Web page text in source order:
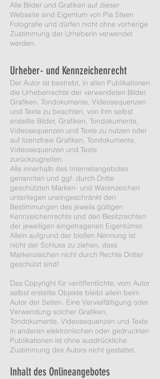
Alle Bilder und Grafiken auf dieser
Webseite sind Eigentum von Pia Steen
Fotografie und dürfen nicht ohne vorherige
Zustimmung der Urheberin verwendet
werden.
Urheber- und Kennzeichenrecht
Der Autor ist bestrebt, in allen Publikationen
die Urheberrechte der verwendeten Bilder,
Grafiken, Tondokumente, Videosequenzen
und Texte zu beachten, von ihm selbst
erstellte Bilder, Grafiken, Tondokumente,
Videosequenzen und Texte zu nutzen oder
auf lizenzfreie Grafiken, Tondokumente,
Videosequenzen und Texte
zurückzugreifen.
Alle innerhalb des Internetangebotes
genannten und ggf. durch Dritte
geschützten Marken- und Warenzeichen
unterliegen uneingeschränkt den
Bestimmungen des jeweils gültigen
Kennzeichenrechts und den Besitzrechten
der jeweiligen eingetragenen Eigentümer.
Allein aufgrund der bloßen Nennung ist
nicht der Schluss zu ziehen, dass
Markenzeichen nicht durch Rechte Dritter
geschützt sind!
Das Copyright für veröffentlichte, vom Autor
selbst erstellte Objekte bleibt allein beim
Autor der Seiten. Eine Vervielfältigung oder
Verwendung solcher Grafiken,
Tondokumente, Videosequenzen und Texte
in anderen elektronischen oder gedruckten
Publikationen ist ohne ausdrückliche
Zustimmung des Autors nicht gestattet.
Inhalt des Onlineangebotes